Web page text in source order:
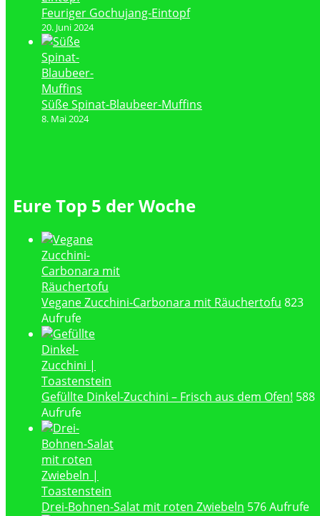
Feuriger Gochujang-Eintopf
20. Juni 2024
Süße Spinat-Blaubeer-Muffins
8. Mai 2024
Eure Top 5 der Woche
Vegane Zucchini-Carbonara mit Räuchertofu 823
Aufrufe
Gefüllte Dinkel-Zucchini – Frisch aus dem Ofen! 588
Aufrufe
Drei-Bohnen-Salat mit roten Zwiebeln 576 Aufrufe